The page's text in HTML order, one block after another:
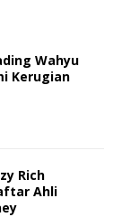
Wahyu
Kerugian
Rich
Ahli